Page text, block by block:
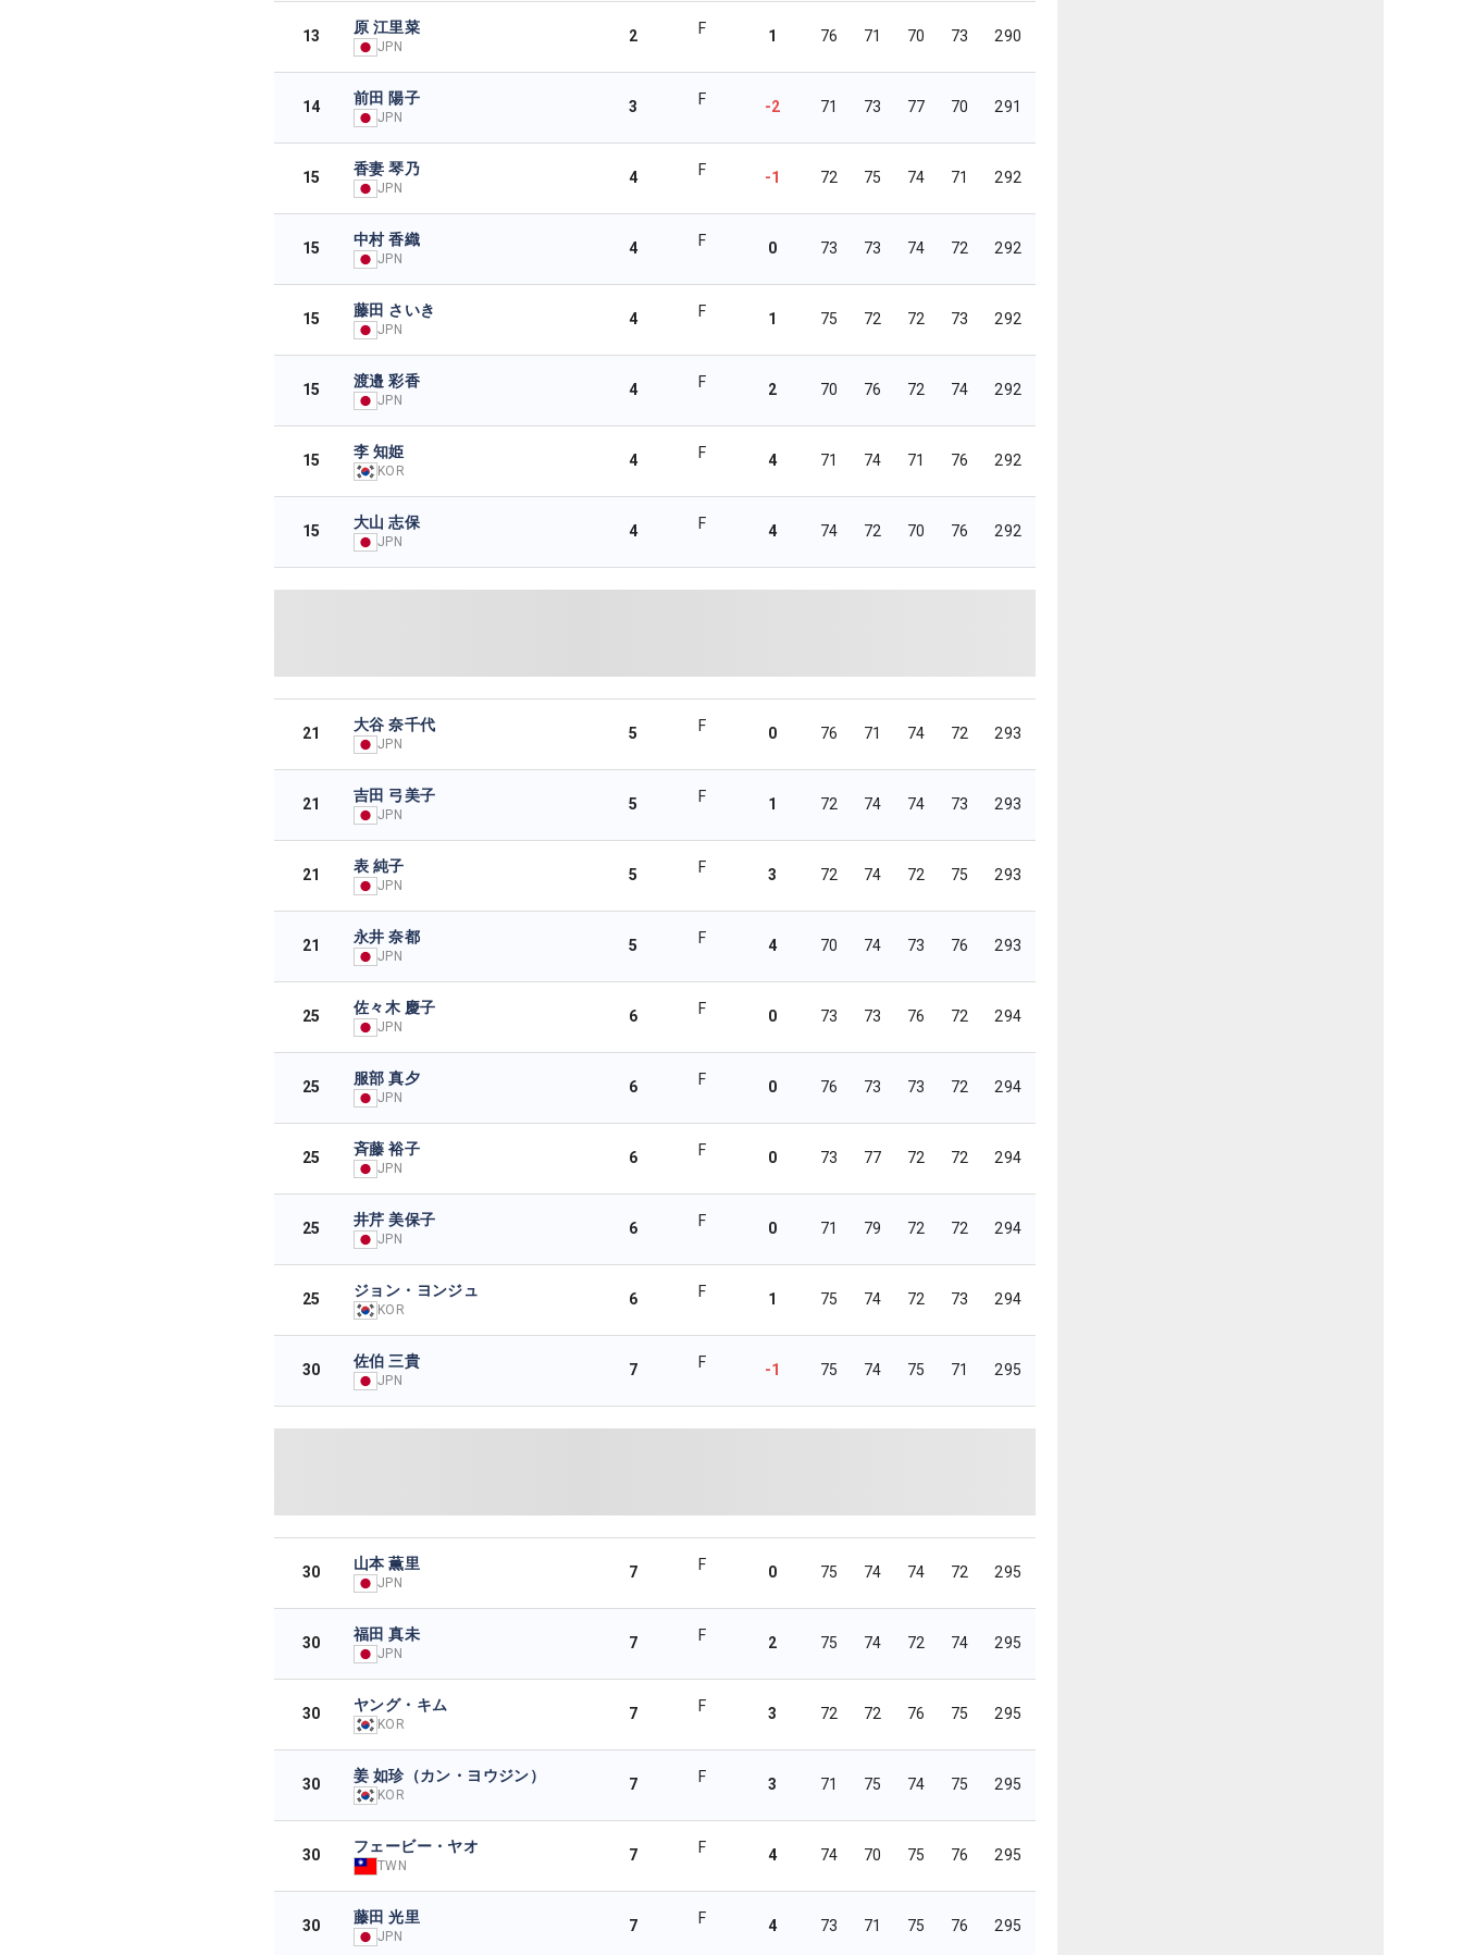
13 原 江里菜
JPN
2 F 1 76 71 70 73 290
14 前田 陽子
JPN
3 F -2 71 73 77 70 291
15 香妻 琴乃
JPN
4 F -1 72 75 74 71 292
15 中村 香織
JPN
4 F 0 73 73 74 72 292
15 藤田 さいき
JPN
4 F 1 75 72 72 73 292
15 渡邉 彩香
JPN
4 F 2 70 76 72 74 292
15 李 知姫
KOR
4 F 4 71 74 71 76 292
15 大山 志保
JPN
4 F 4 74 72 70 76 292
21 大谷 奈千代
JPN
5 F 0 76 71 74 72 293
21 吉田 弓美子
JPN
5 F 1 72 74 74 73 293
21 表 純子
JPN
5 F 3 72 74 72 75 293
21 永井 奈都
JPN
5 F 4 70 74 73 76 293
25 佐々木 慶子
JPN
6 F 0 73 73 76 72 294
25 服部 真夕
JPN
6 F 0 76 73 73 72 294
25 斉藤 裕子
JPN
6 F 0 73 77 72 72 294
25 井芹 美保子
JPN
6 F 0 71 79 72 72 294
25 ジョン・ヨンジュ
KOR
6 F 1 75 74 72 73 294
30 佐伯 三貴
JPN
7 F -1 75 74 75 71 295
30 山本 薫里
JPN
7 F 0 75 74 74 72 295
30 福田 真未
JPN
7 F 2 75 74 72 74 295
30 ヤング・キム
KOR
7 F 3 72 72 76 75 295
30 姜 如珍（カン・ヨウジン）
KOR
7 F 3 71 75 74 75 295
30 フェービー・ヤオ
TWN
7 F 4 74 70 75 76 295
30 藤田 光里
JPN
7 F 4 73 71 75 76 295